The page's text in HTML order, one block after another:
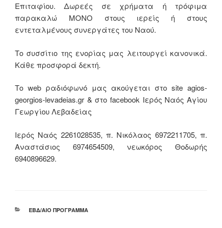
Επιταφίου. Δωρεές σε χρήματα ή τρόφιμα
παρακαλώ ΜΟΝΟ στους ιερείς ή στους
εντεταλμένους συνεργάτες του Ναού.
Το συσσίτιο της ενορίας μας λειτουργεί κανονικά.
Κάθε προσφορά δεκτή.
Το web ραδιόφωνό μας ακούγεται στο site agios-
georgios-levadeias.gr & στο facebook Ιερός Ναός Αγίου
Γεωργίου Λεβαδείας
Ιερός Ναός 2261028535, π. Νικόλαος 6972211705, π.
Αναστάσιος 6974654509, νεωκόρος Θοδωρής
6940896629.
ΚΑΤΗΓΟΡΊΕΣ
ΕΒΔ/ΑΊΟ ΠΡΌΓΡΑΜΜΑ